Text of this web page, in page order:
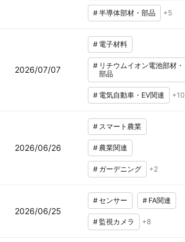
#半導体部材・部品 +5
2026/07/07
# 電子材料
# リチウムイオン電池部材・
部品
# 電気自動車・EV関連 +10
2026/06/26
# スマート農業
# 農業関連
# ガーデニング +2
2026/06/25
#センサー # FA関連
# 監視カメラ +8